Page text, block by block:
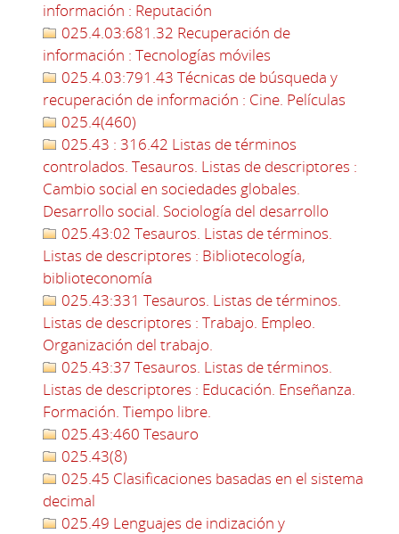
información : Reputación
025.4.03:681.32 Recuperación de
información : Tecnologías móviles
025.4.03:791.43 Técnicas de búsqueda y
recuperación de información : Cine. Películas
025.4(460)
025.43 : 316.42 Listas de términos
controlados. Tesauros. Listas de descriptores :
Cambio social en sociedades globales.
Desarrollo social. Sociología del desarrollo
025.43:02 Tesauros. Listas de términos.
Listas de descriptores : Bibliotecología,
biblioteconomía
025.43:331 Tesauros. Listas de términos.
Listas de descriptores : Trabajo. Empleo.
Organización del trabajo.
025.43:37 Tesauros. Listas de términos.
Listas de descriptores : Educación. Enseñanza.
Formación. Tiempo libre.
025.43:460 Tesauro
025.43(8)
025.45 Clasificaciones basadas en el sistema
decimal
025.49 Lenguajes de indización y